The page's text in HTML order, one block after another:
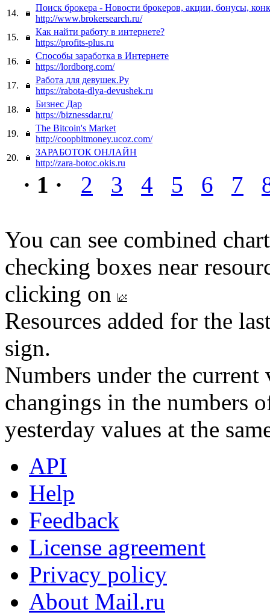
14.
Поиск брокера - Новости брокеров, акции, бонусы,
http://www.brokersearch.ru/
15.
Как найти работу в интернете?
https://profits-plus.ru
16.
Способы заработка в Интернете
https://lordborg.com/
17.
Работа для девушек.Ру
https://rabota-dlya-devushek.ru
18.
Бизнес Дар
https://biznessdar.ru/
19.
The Bitcoin's Market
http://coopbitmoney.ucoz.com/
20.
ЗАРАБОТОК ОНЛАЙН
http://zara-botoc.okis.ru
· 1 · 2 3 4 5 6 7
You can see combined
checking boxes near
clicking on
Resources added for the
sign.
Numbers under the
changings in the numbers
yesterday values at the
API
Help
Feedback
License agreement
Privacy policy
About Mail.ru